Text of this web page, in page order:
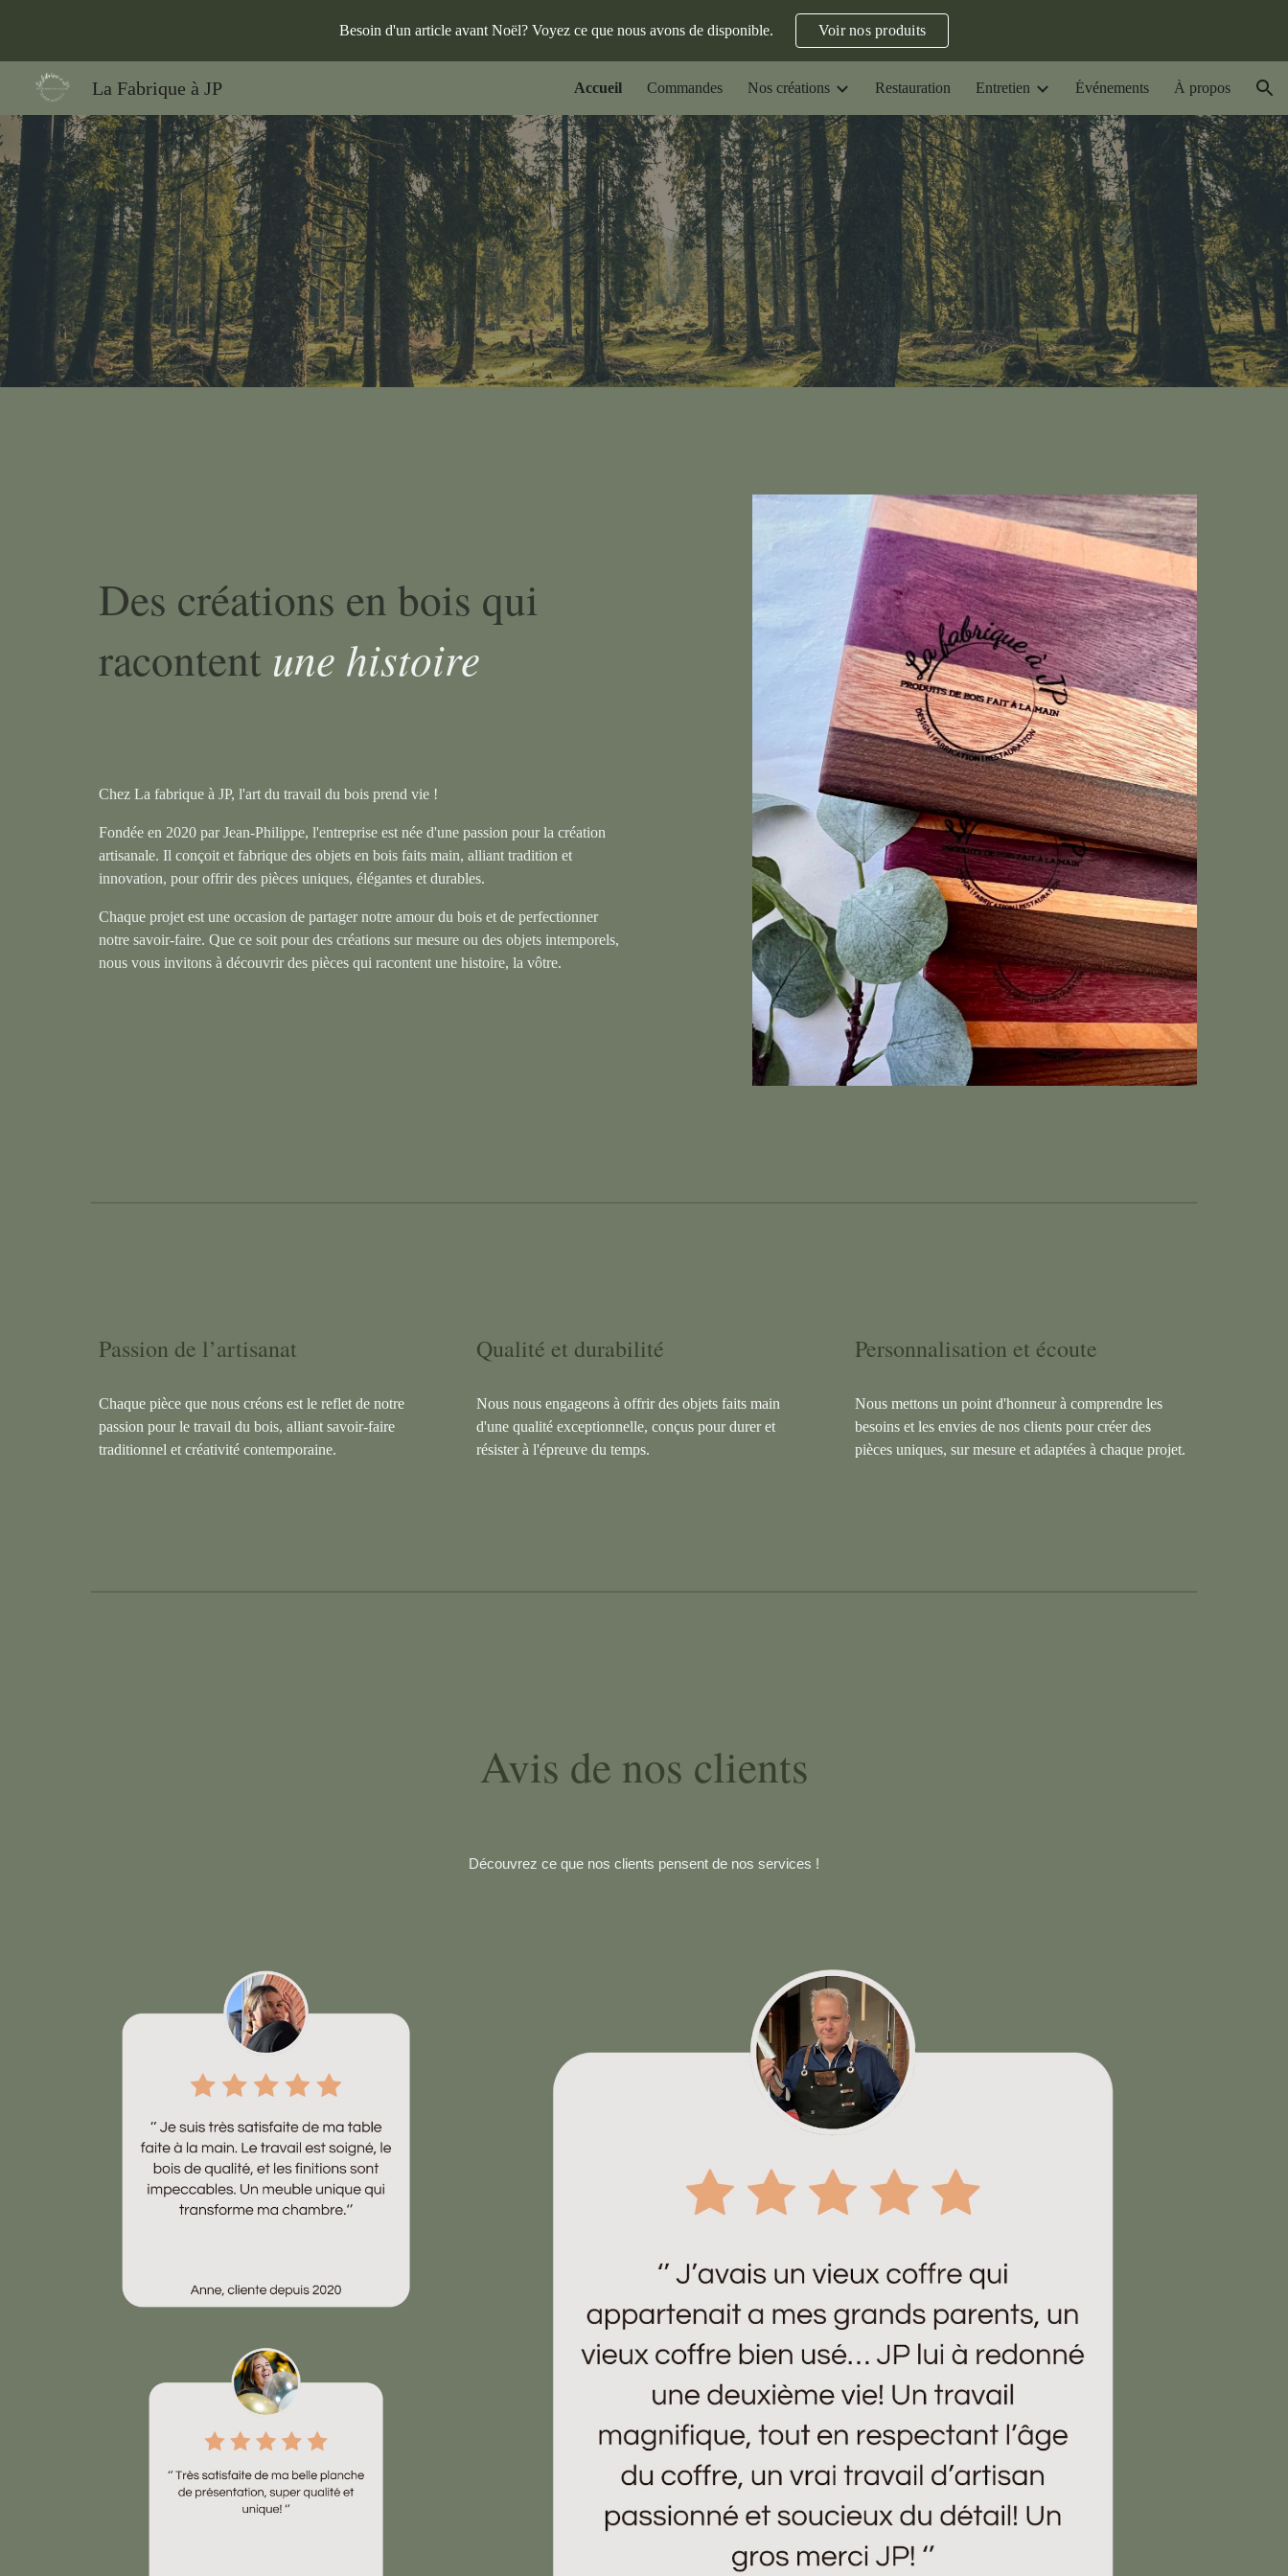
Skip to main content Skip to navigation
Besoin d'un article avant Noël? Voyez ce que nous avons de disponible. Voir nos produits
La Fabrique à JP Accueil Commandes Nos créations Restauration Entretien Événements À propos
Des créations en bois qui
racontent une histoire
Chez La fabrique à JP, l'art du travail du bois prend vie !
Fondée en 2020 par Jean-Philippe, l'entreprise est née d'une passion pour la création
artisanale. Il conçoit et fabrique des objets en bois faits main, alliant tradition et
innovation, pour offrir des pièces uniques, élégantes et durables.
Chaque projet est une occasion de partager notre amour du bois et de perfectionner
notre savoir-faire. Que ce soit pour des créations sur mesure ou des objets intemporels,
nous vous invitons à découvrir des pièces qui racontent une histoire, la vôtre.
Passion de l’artisanat
Chaque pièce que nous créons est le reflet de notre
passion pour le travail du bois, alliant savoir-faire
traditionnel et créativité contemporaine.
Qualité et durabilité
Nous nous engageons à offrir des objets faits main
d'une qualité exceptionnelle, conçus pour durer et
résister à l'épreuve du temps.
Personnalisation et écoute
Nous mettons un point d'honneur à comprendre les
besoins et les envies de nos clients pour créer des
pièces uniques, sur mesure et adaptées à chaque projet.
Avis de nos clients
Découvrez ce que nos clients pensent de nos services !